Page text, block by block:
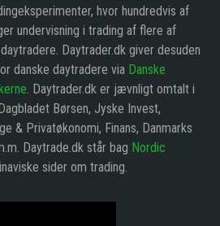
hvor hundredvis af
undervisning i trading af flere af
Daytrader.dk giver desuden
danske daytradere via Danske
. Daytrader.dk er jævnligt omtalt i
Børsen, Jyske Invest,
& Privatøkonomi, Finans, Danmarks
Daytrade.dk står bag Nordic
sider om trading.